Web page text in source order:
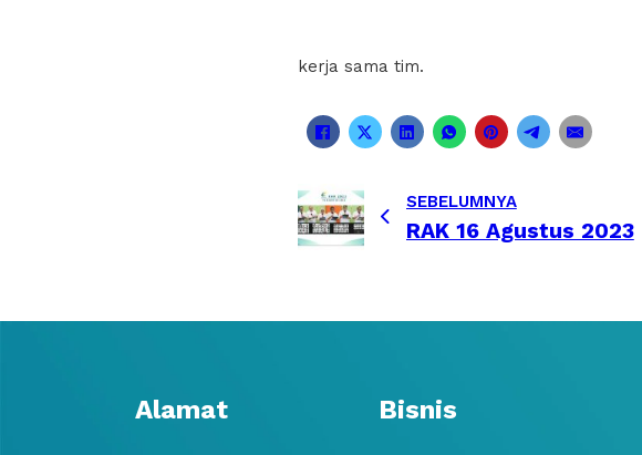
kerja sama tim.
SEBELUMNYA
RAK 16 Agustus 2023
Alamat Bisnis